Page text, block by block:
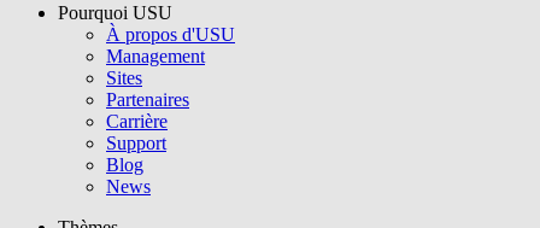
Pourquoi USU
À propos d'USU
Management
Sites
Partenaires
Carrière
Support
Blog
News